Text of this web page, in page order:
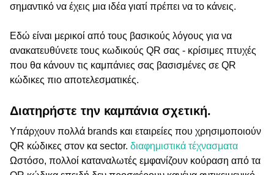
σημαντικό να έχεις μια ιδέα γιατί πρέπει να το κάνεις.
Εδώ είναι μερικοί από τους βασικούς λόγους για να
ανακατευθύνετε τους κωδικούς QR σας - κρίσιμες πτυχές
που θα κάνουν τις καμπάνιες σας βασισμένες σε QR
κώδικες πιο αποτελεσματικές.
Διατηρήστε την καμπάνια σχετική.
Υπάρχουν πολλά brands και εταιρείες που χρησιμοποιούν
QR κώδικες στον κα sector. διαφημιστικά τέχνασματα
Ωστόσο, πολλοί καταναλωτές εμφανίζουν κούραση από τα